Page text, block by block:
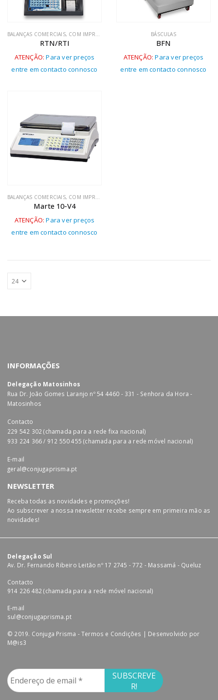
BALANÇAS COMERCIAIS, COM IMPRESSORA
RTN/RTI
ATENÇÃO: Para ver preços
entre em contacto connosco
BÁSCULAS
BFN
ATENÇÃO: Para ver preços
entre em contacto connosco
BALANÇAS COMERCIAIS, COM IMPRESSORA
Marte 10-V4
ATENÇÃO: Para ver preços
entre em contacto connosco
INFORMAÇÕES
Delegação Matosinhos
Rua Dr. João Gomes Laranjo nº 54 4460 - 331 - Senhora da Hora -
Matosinhos
Contacto
229 542 302 (chamada para a rede fixa nacional)
933 224 366 / 912 550 455 (chamada para a rede móvel nacional)
E-mail
geral@conjugaprisma.pt
NEWSLETTER
Receba todas as novidades e promoções!
Ao subscrever a nossa newsletter recebe sempre em primeira mão as
novidades!
Delegação Sul
Av. Dr. Fernando Ribeiro Leitão nº 17 2745 - 772 - Massamá - Queluz
Contacto
914 226 482 (chamada para a rede móvel nacional)
E-mail
sul@conjugaprisma.pt
© 2019. Conjuga Prisma -Termos e Condições | Desenvolvido por
M@is3